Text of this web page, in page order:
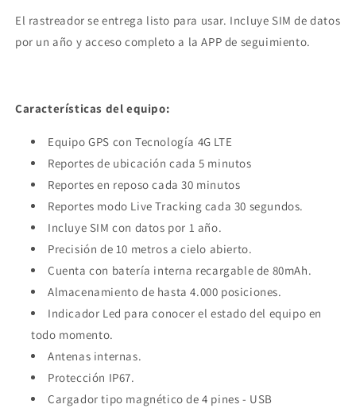
El rastreador se entrega listo para usar. Incluye SIM de datos
por un año y acceso completo a la APP de seguimiento.
Características del equipo:
Equipo GPS con Tecnología 4G LTE
Reportes de ubicación cada 5 minutos
Reportes en reposo cada 30 minutos
Reportes modo Live Tracking cada 30 segundos.
Incluye SIM con datos por 1 año.
Precisión de 10 metros a cielo abierto.
Cuenta con batería interna recargable de 80mAh.
Almacenamiento de hasta 4.000 posiciones.
Indicador Led para conocer el estado del equipo en
todo momento.
Antenas internas.
Protección IP67.
Cargador tipo magnético de 4 pines - USB